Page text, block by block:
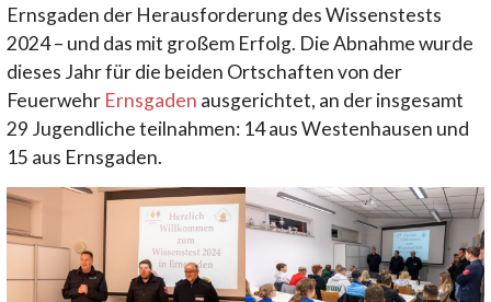
Ernsgaden der Herausforderung des Wissenstests
2024 – und das mit großem Erfolg. Die Abnahme wurde
dieses Jahr für die beiden Ortschaften von der
Feuerwehr Ernsgaden ausgerichtet, an der insgesamt
29 Jugendliche teilnahmen: 14 aus Westenhausen und
15 aus Ernsgaden.